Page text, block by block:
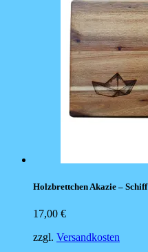
Holzbrettchen Akazie – Schiff
17,00 €
zzgl. Versandkosten